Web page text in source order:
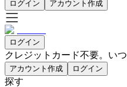
ログイン アカウント作成
ログイン
クレジットカード不要。い
アカウント作成 ログイン
探す